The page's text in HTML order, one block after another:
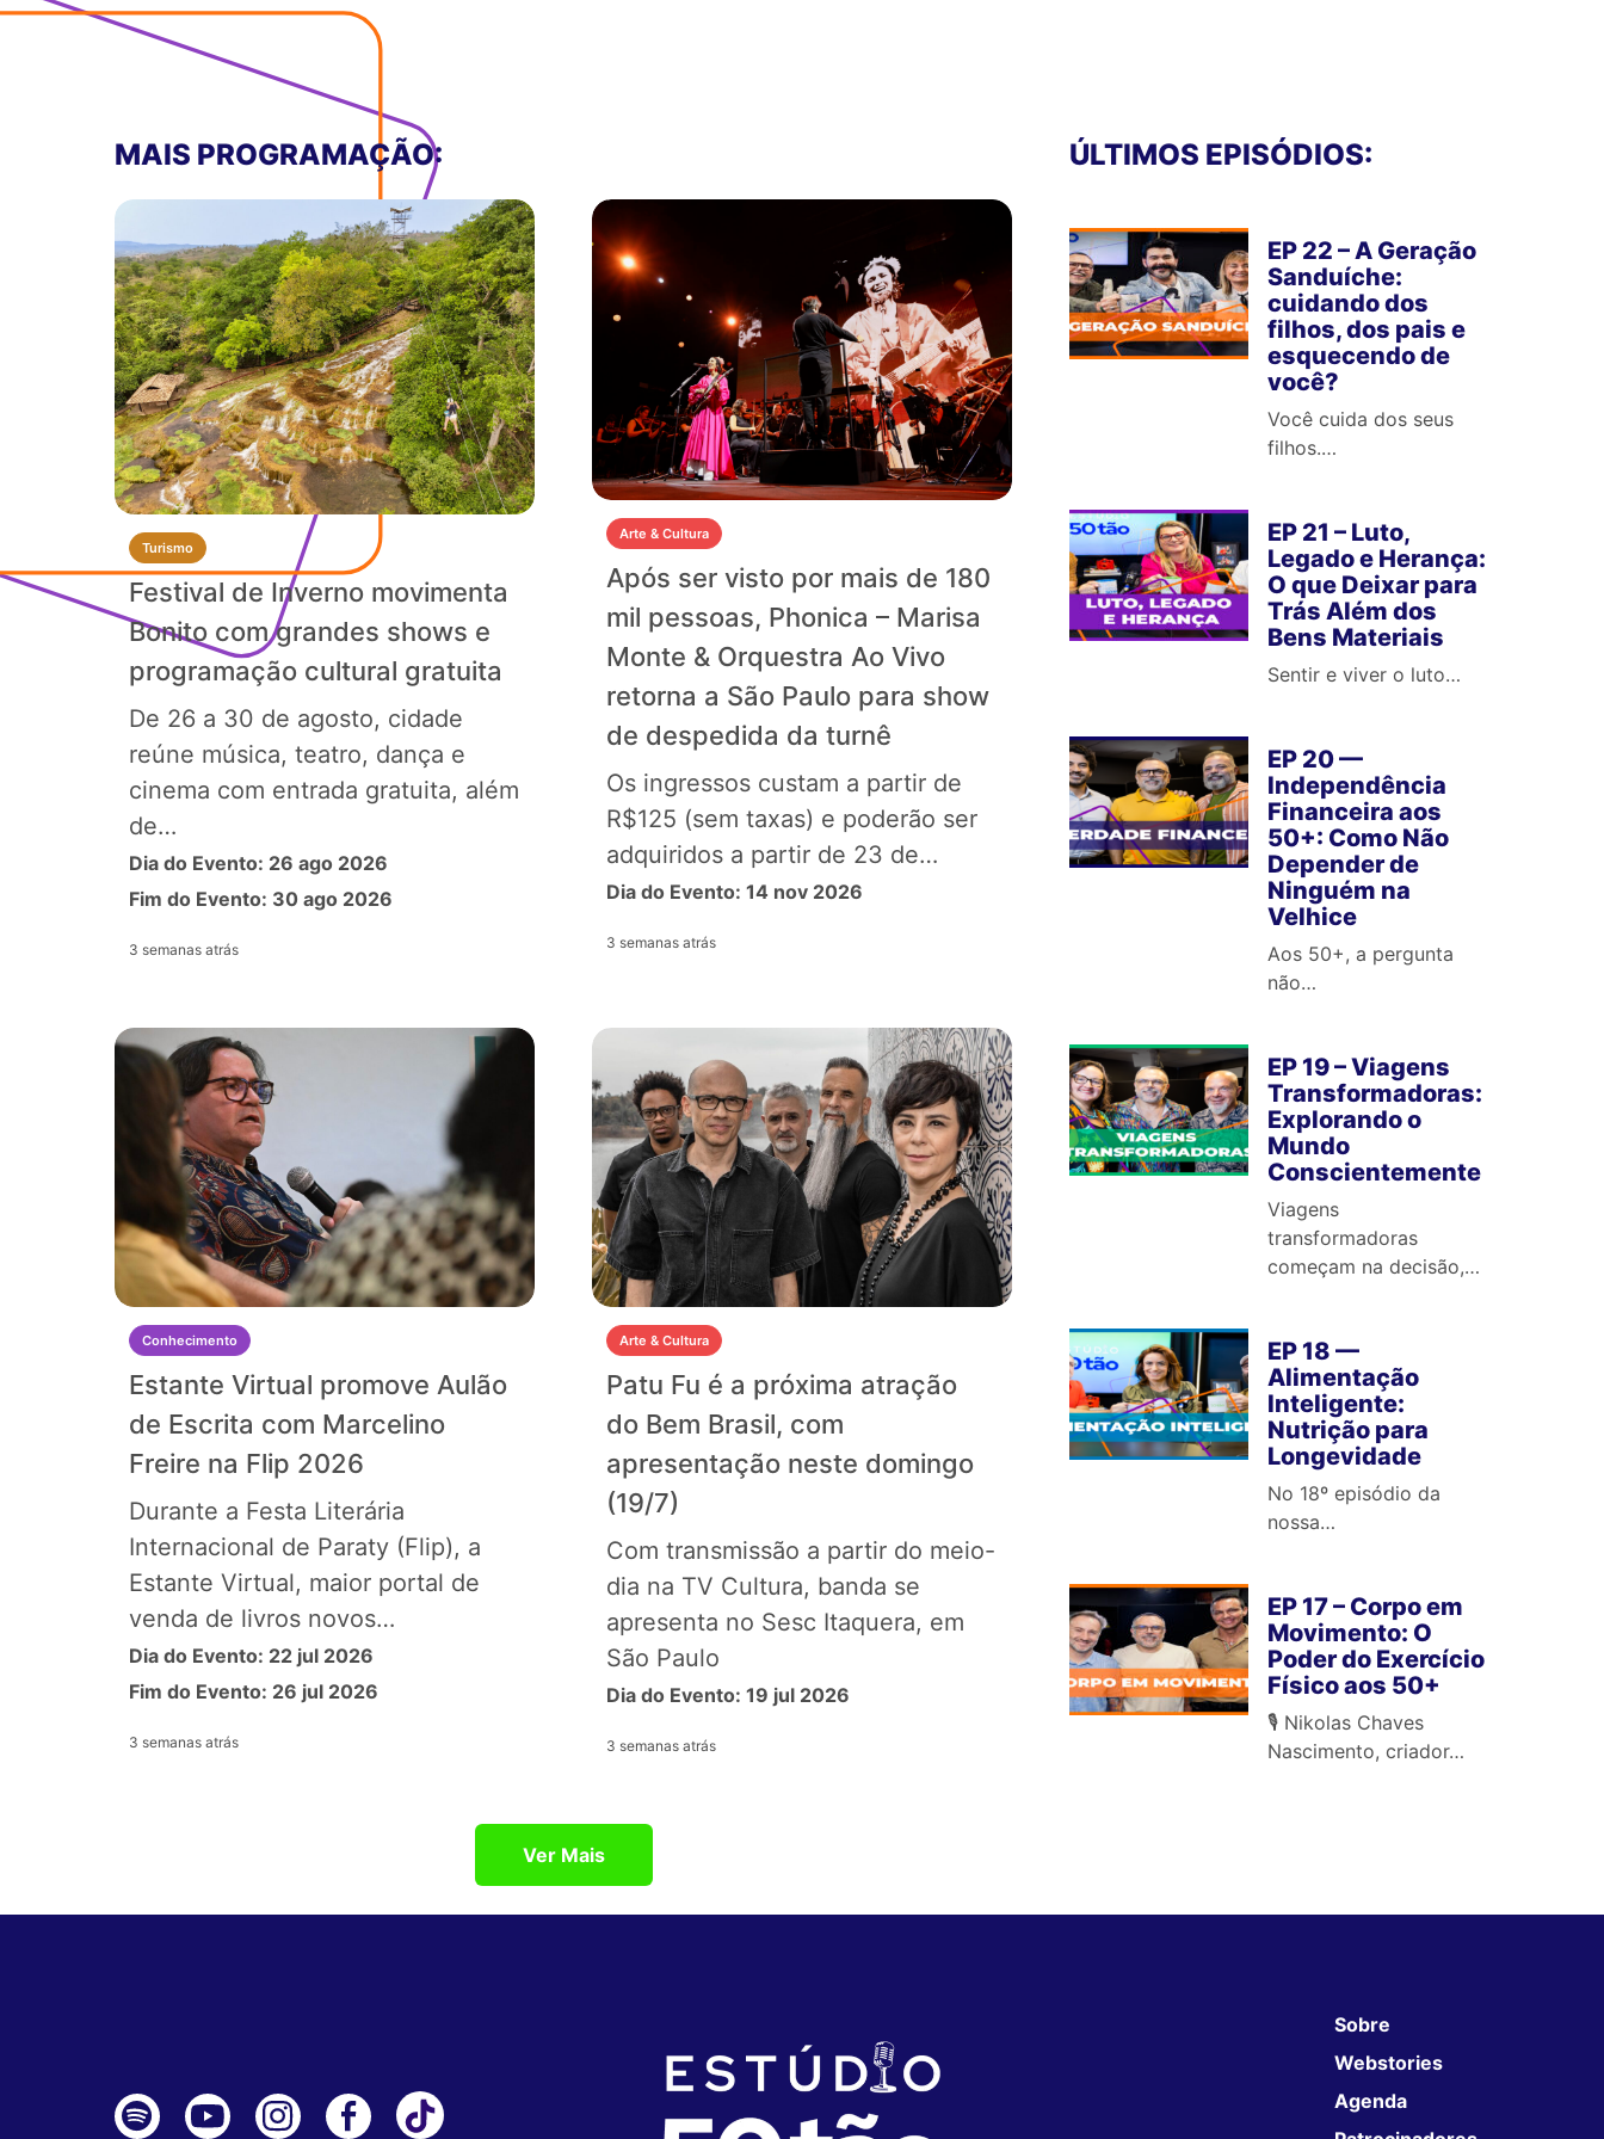
MAIS PROGRAMAÇÃO:
Turismo
Festival de Inverno movimenta
Bonito com grandes shows e
programação cultural gratuita
De 26 a 30 de agosto, cidade
reúne música, teatro, dança e
cinema com entrada gratuita, além
de…
Dia do Evento: 26 ago 2026
Fim do Evento: 30 ago 2026
3 semanas atrás
Arte & Cultura
Após ser visto por mais de 180
mil pessoas, Phonica – Marisa
Monte & Orquestra Ao Vivo
retorna a São Paulo para show
de despedida da turnê
Os ingressos custam a partir de
R$125 (sem taxas) e poderão ser
adquiridos a partir de 23 de…
Dia do Evento: 14 nov 2026
3 semanas atrás
Conhecimento
Estante Virtual promove Aulão
de Escrita com Marcelino
Freire na Flip 2026
Durante a Festa Literária
Internacional de Paraty (Flip), a
Estante Virtual, maior portal de
venda de livros novos…
Dia do Evento: 22 jul 2026
Fim do Evento: 26 jul 2026
3 semanas atrás
Arte & Cultura
Patu Fu é a próxima atração
do Bem Brasil, com
apresentação neste domingo
(19/7)
Com transmissão a partir do meio-
dia na TV Cultura, banda se
apresenta no Sesc Itaquera, em
São Paulo
Dia do Evento: 19 jul 2026
3 semanas atrás
Ver Mais
ÚLTIMOS EPISÓDIOS:
EP 22 – A Geração
Sanduíche:
cuidando dos
filhos, dos pais e
esquecendo de
você?
Você cuida dos seus
filhos.…
EP 21 – Luto,
Legado e Herança:
O que Deixar para
Trás Além dos
Bens Materiais
Sentir e viver o luto…
EP 20 —
Independência
Financeira aos
50+: Como Não
Depender de
Ninguém na
Velhice
Aos 50+, a pergunta
não…
EP 19 – Viagens
Transformadoras:
Explorando o
Mundo
Conscientemente
Viagens
transformadoras
começam na decisão,…
EP 18 —
Alimentação
Inteligente:
Nutrição para
Longevidade
No 18º episódio da
nossa…
EP 17 – Corpo em
Movimento: O
Poder do Exercício
Físico aos 50+
🎙️ Nikolas Chaves
Nascimento, criador…
Sobre
Webstories
Agenda